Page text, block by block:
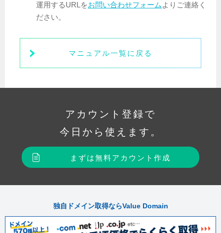
運用するURLをお問い合わせフォーム よりご連絡く
ださい。
マニュアル一覧に戻る
アカウント登録で
今日から使えます。
まずは無料アカウント作成
独自ドメイン取得ならValue Domain